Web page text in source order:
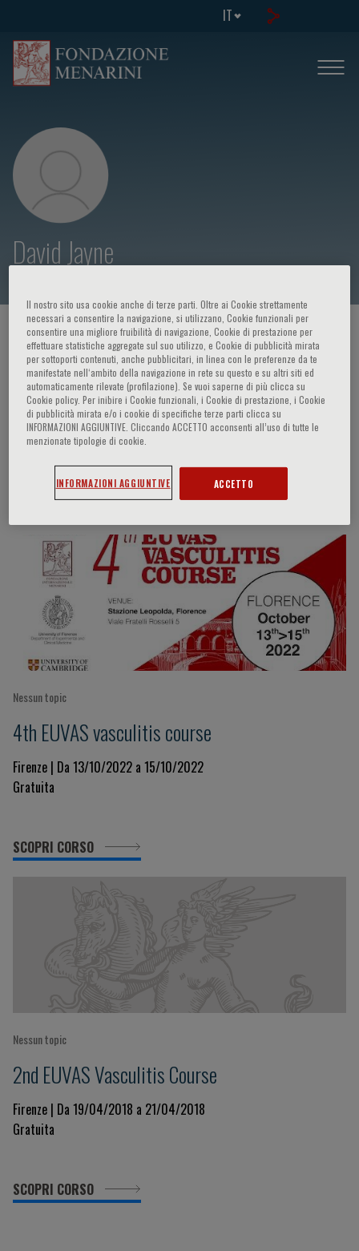
IT
David Jayne
HOME PAGE / CORSI ED EVENTI / RELATORE
David Jayne
Partecipazioni del relatore
Nessun topic
4th EUVAS vasculitis course
Firenze | Da 13/10/2022 a 15/10/2022
Gratuita
SCOPRI CORSO
Nessun topic
2nd EUVAS Vasculitis Course
Firenze | Da 19/04/2018 a 21/04/2018
Gratuita
SCOPRI CORSO
Il nostro sito usa cookie anche di terze parti. Oltre ai Cookie strettamente
necessari a consentire la navigazione, si utilizzano, Cookie funzionali per
consentire una migliore fruibilità di navigazione, Cookie di prestazione per
effettuare statistiche aggregate sul suo utilizzo, e Cookie di pubblicità mirata
per sottoporti contenuti, anche pubblicitari, in linea con le preferenze da te
manifestate nell‘ambito della navigazione in rete su questo e su altri siti ed
automaticamente rilevate (profilazione). Se vuoi saperne di più clicca su
Cookie policy. Per inibire i Cookie funzionali, i Cookie di prestazione, i Cookie
di pubblicità mirata e/o i cookie di specifiche terze parti clicca su
INFORMAZIONI AGGIUNTIVE. Cliccando ACCETTO acconsenti all’uso di tutte le
menzionate tipologie di cookie.
INFORMAZIONI AGGIUNTIVE ACCETTO